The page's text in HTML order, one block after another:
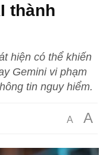
thành
hiện có thể khiến
Gemini vi phạm
tin nguy hiểm.
A A